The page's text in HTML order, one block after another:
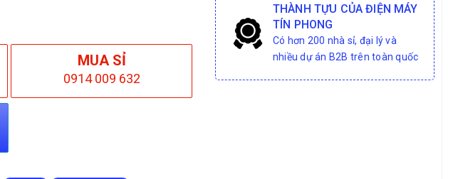
MUA SỈ
0914 009 632
THÀNH TỰU CỦA ĐIỆN MÁY
TÍN PHONG
Có hơn 200 nhà sỉ, đại lý và
nhiều dự án B2B trên toàn quốc